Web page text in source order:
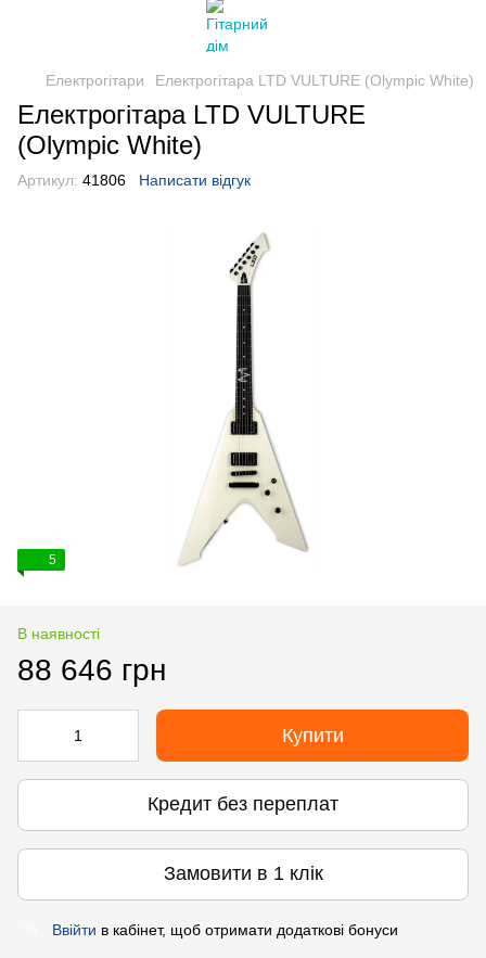
Електрогітари Електрогітара LTD VULTURE (Olympic White)
Електрогітара LTD VULTURE
(Olympic White)
Артикул: 41806 Написати відгук
5
В наявності
88 646 грн
Купити
Кредит без переплат
Замовити в 1 клік
Ввійти в кабінет, щоб отримати додаткові бонуси